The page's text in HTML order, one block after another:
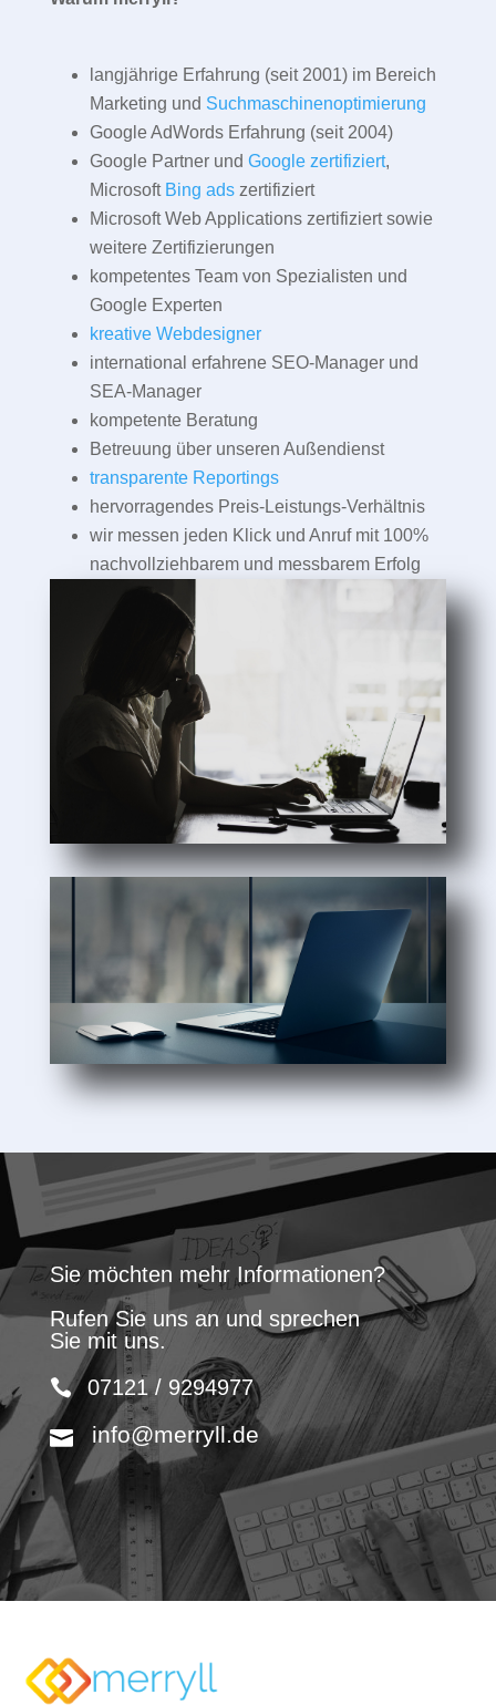
langjährige Erfahrung (seit 2001) im Bereich
Marketing und Suchmaschinenoptimierung
Google AdWords Erfahrung (seit 2004)
Google Partner und Google zertifiziert,
Microsoft Bing adszertifiziert
Microsoft Web Applications zertifiziert sowie
weitere Zertifizierungen
kompetentes Team von Spezialisten und
Google Experten
kreative Webdesigner
international erfahrene SEO-Manager und
SEA-Manager
kompetente Beratung
Betreuung über unseren Außendienst
transparente Reportings
hervorragendes Preis-Leistungs-Verhältnis
wir messen jeden Klick und Anruf mit 100%
nachvollziehbarem und messbarem Erfolg
Sie möchten mehr Informationen?
Rufen Sie uns an und sprechen
Sie mit uns.
07121 / 9294977
info@merryll.de